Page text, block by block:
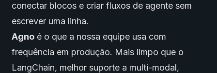
conectar blocos e criar fluxos de agente sem
escrever uma linha.
Agno é o que a nossa equipe usa com
frequência em produção. Mais limpo que o
LangChain, melhor suporte a multi-modal,